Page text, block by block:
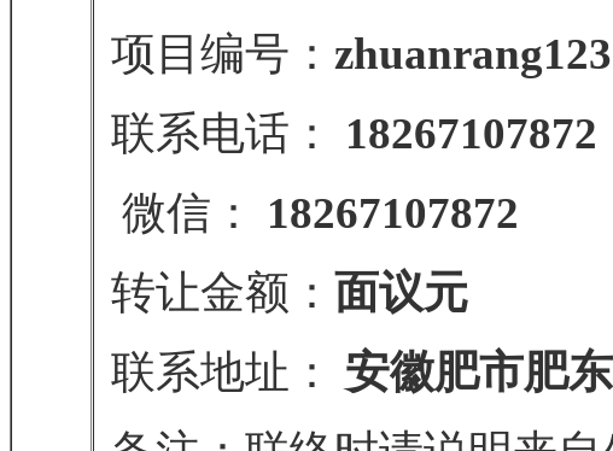
项目编号：
联系电话：
18267107872
微信：
18267107872
转让金额： 面议元
联系地址：
安徽肥市肥